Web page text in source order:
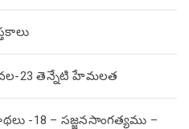
23 తెన్నేటి హేమలత
-18 – సజ్జనసాంగత్యము –